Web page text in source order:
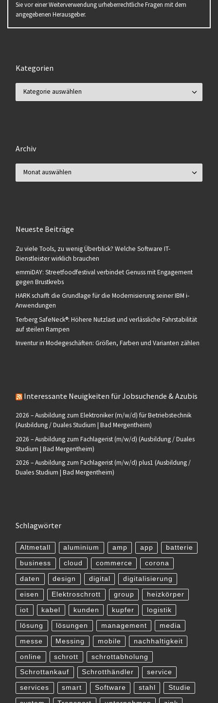
Sie vor einer Weiterverwendung urheberrechtliche Fragen mit dem
angegebenen Herausgeber.
Kategorien
Archiv
Neueste Beiträge
Zu viele Tools, zu wenig Überblick? Welche Software IT-
Dienstleister wirklich brauchen
emmiDAY: Streetfoodfestival verbindet Genuss mit Engagement
gegen Brustkrebs
HARK schafft die Grundlage für die Modernisierung seiner IBM i-
Anwendungen
Terberg SafeNeck®: Höhere Nutzlast und verlässliche Fahrstabilität
auf steilen Rampen
Inventur in Modegeschäften: Größen, Farben und Varianten zählen
Interessante Neuigkeiten für Jobsuchende & Azubis
2026 – Ausbildung zum Elektroniker (m/w/d) für Betriebstechnik
(Ausbildung / Duales Studium | Bad Mergentheim)
2026 – Ausbildung zum Fachlagerist (m/w/d) (Ausbildung / Duales
Studium | Bad Mergentheim)
2026 – Ausbildung zum Fachlagerist (m/w/d) plus1 (Ausbildung /
Duales Studium | Bad Mergentheim)
Schlagwörter
Altmetall aluminium amp app batterie
business cloud commerce corona
daten design digital digitalisierung
eisen Elektroschrott group heizkörper
iot kabel kunden kupfer logistik
lösung lösungen management media
messe Messing mobile nachhaltigkeit
online schrott schrottabholung
Schrottankauf Schrotthändler service
services smart Software stahl Studie